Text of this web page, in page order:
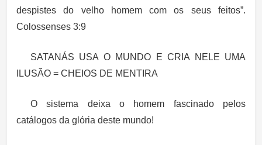
despistes do velho homem com os seus feitos”.
Colossenses 3:9
SATANÁS USA O MUNDO E CRIA NELE UMA
ILUSÃO = CHEIOS DE MENTIRA
O sistema deixa o homem fascinado pelos
catálogos da glória deste mundo!